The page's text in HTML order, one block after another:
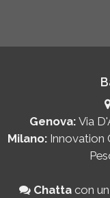
Genova: Via
Milano: Innovation
Chatta con